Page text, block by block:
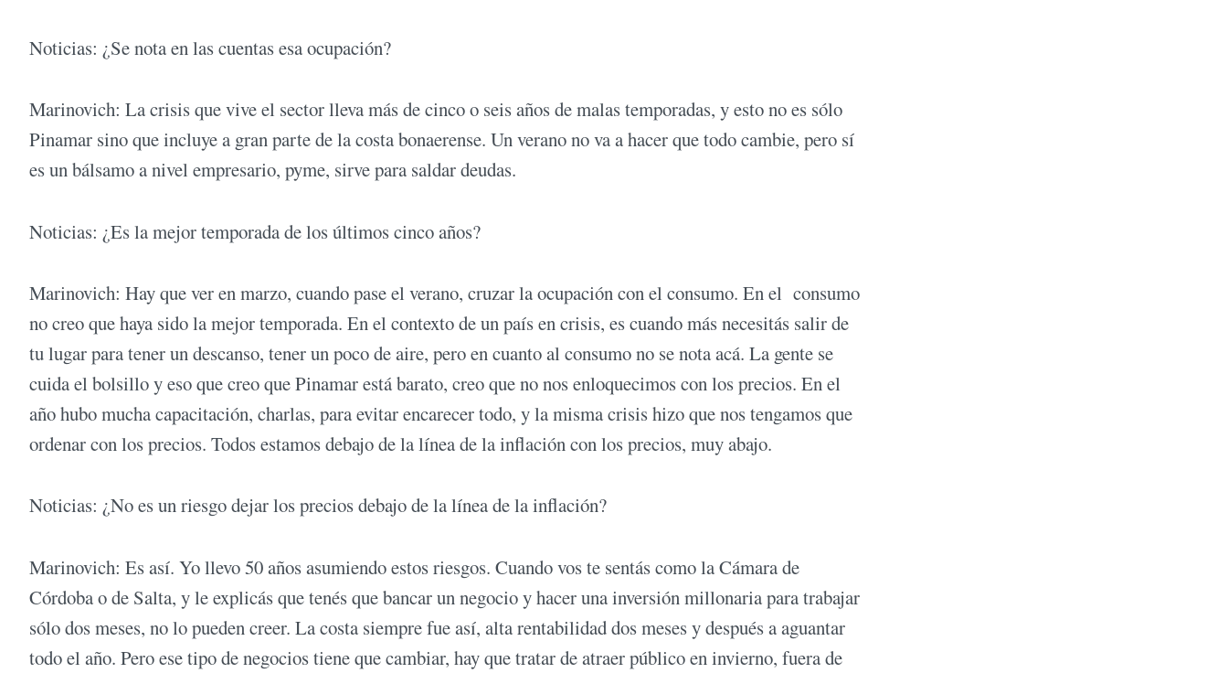
Noticias: ¿Se nota en las cuentas esa ocupación?
Marinovich: La crisis que vive el sector lleva más de cinco o seis años de malas temporadas, y esto no es sólo
Pinamar sino que incluye a gran parte de la costa bonaerense. Un verano no va a hacer que todo cambie, pero sí
es un bálsamo a nivel empresario, pyme, sirve para saldar deudas.
Noticias: ¿Es la mejor temporada de los últimos cinco años?
Marinovich: Hay que ver en marzo, cuando pase el verano, cruzar la ocupación con el consumo. En el consumo
no creo que haya sido la mejor temporada. En el contexto de un país en crisis, es cuando más necesitás salir de
tu lugar para tener un descanso, tener un poco de aire, pero en cuanto al consumo no se nota acá. La gente se
cuida el bolsillo y eso que creo que Pinamar está barato, creo que no nos enloquecimos con los precios. En el
año hubo mucha capacitación, charlas, para evitar encarecer todo, y la misma crisis hizo que nos tengamos que
ordenar con los precios. Todos estamos debajo de la línea de la inflación con los precios, muy abajo.
Noticias: ¿No es un riesgo dejar los precios debajo de la línea de la inflación?
Marinovich: Es así. Yo llevo 50 años asumiendo estos riesgos. Cuando vos te sentás como la Cámara de
Córdoba o de Salta, y le explicás que tenés que bancar un negocio y hacer una inversión millonaria para trabajar
sólo dos meses, no lo pueden creer. La costa siempre fue así, alta rentabilidad dos meses y después a aguantar
todo el año. Pero ese tipo de negocios tiene que cambiar, hay que tratar de atraer público en invierno, fuera de